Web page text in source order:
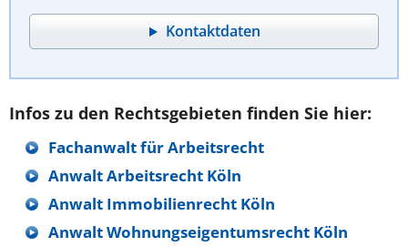
Kontaktdaten
Infos zu den Rechtsgebieten finden Sie hier:
Fachanwalt für Arbeitsrecht
Anwalt Arbeitsrecht Köln
Anwalt Immobilienrecht Köln
Anwalt Wohnungseigentumsrecht Köln